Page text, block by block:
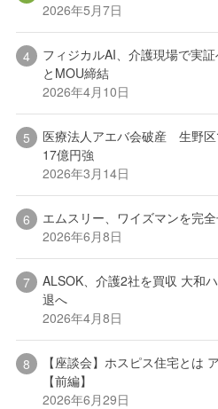
2026年5月7日
フィジカルAI、介護現場で実
とMOU締結
2026年4月10日
医療法人アエバ会破産 生野
17億円強
2026年3月14日
エムスリー、ワイズマンを完
2026年6月8日
ALSOK、介護2社を買収 大和
退へ
2026年4月8日
【座談会】ホスピス住宅とは
【前編】
2026年6月29日